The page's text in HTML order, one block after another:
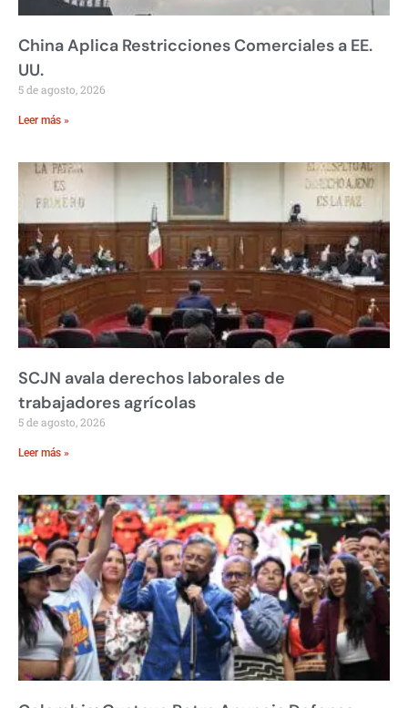
China Aplica Restricciones Comerciales a EE.
UU.
5 de agosto, 2026
Leer más »
SCJN avala derechos laborales de
trabajadores agrícolas
5 de agosto, 2026
Leer más »